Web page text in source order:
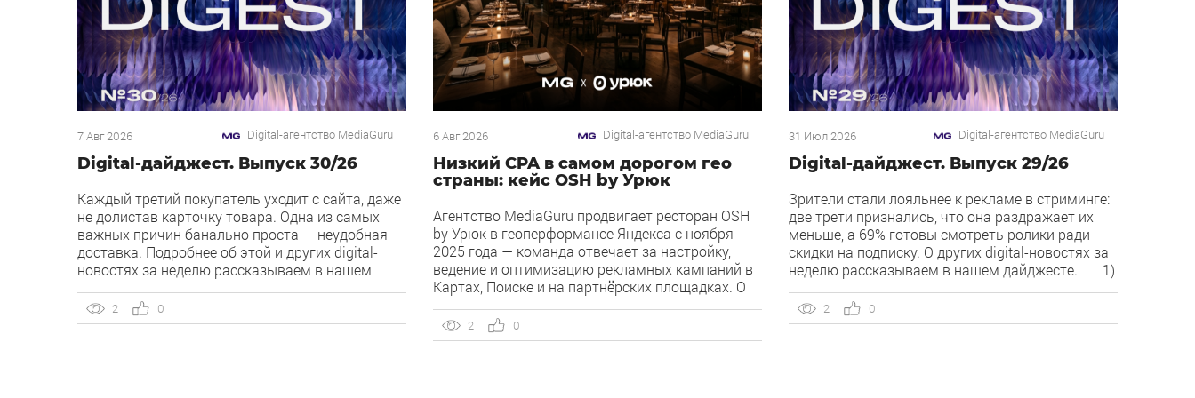
7 Авг 2026 Digital-агентство MediaGuru
Digital-дайджест. Выпуск 30/26
Каждый третий покупатель уходит с сайта, даже
не долистав карточку товара. Одна из самых
важных причин банально проста — неудобная
доставка. Подробнее об этой и других digital-
новостях за неделю рассказываем в нашем
низкий CPA в самом дорогом гео страны.
Агентство продвигает ресторан OSH by Урюк в
2 0
6 Авг 2026 Digital-агентство MediaGuru
Низкий CPA в самом дорогом гео
страны: кейс OSH by Урюк
Агентство MediaGuru продвигает ресторан OSH
by Урюк в геоперформансе Яндекса с ноября
2025 года — команда отвечает за настройку,
ведение и оптимизацию рекламных кампаний в
Картах, Поиске и на партнёрских площадках. О
открывшийся в конце 2025 года и объединивший
концепцию дубайского OSH с сетью «Урюк».
2 0
31 Июл 2026 Digital-агентство MediaGuru
Digital-дайджест. Выпуск 29/26
Зрители стали лояльнее к рекламе в стриминге:
две трети признались, что она раздражает их
меньше, а 69% готовы смотреть ролики ради
скидки на подписку. О других digital-новостях за
неделю рассказываем в нашем дайджесте. 1)
коллтрекинг. В Директе появился встроенный
динамический коллтрекинг — без доплат и
2 0